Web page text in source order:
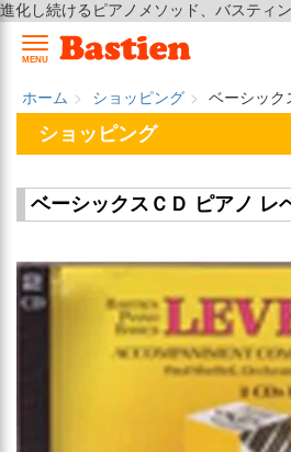
進化し続けるピアノメソッド、バスティ
MENU
ホーム ショッピング
ベーシック
ショッピング
ベーシックスＣＤ ピアノ レ